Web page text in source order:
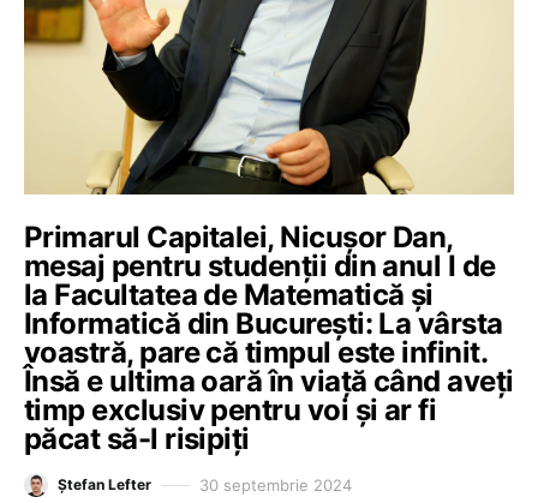
Primarul Capitalei, Nicușor Dan,
mesaj pentru studenții din anul I de
la Facultatea de Matematică și
Informatică din București: La vârsta
voastră, pare că timpul este infinit.
Însă e ultima oară în viață când aveți
timp exclusiv pentru voi și ar fi
păcat să-l risipiți
Ștefan Lefter 30 septembrie 2024